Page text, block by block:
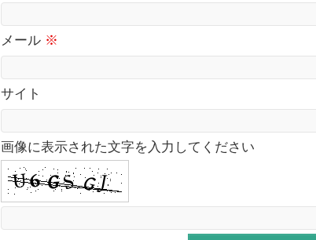
メール ※
サイト
画像に表示された文字を入力してください